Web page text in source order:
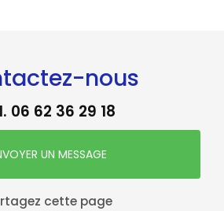
nous
06 62 36 29 18
UN MESSAGE
cette page